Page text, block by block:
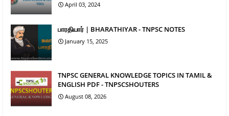
April 03, 2024
பாரதியார் | BHARATHIYAR - TNPSC NOTES
January 15, 2025
TNPSC GENERAL KNOWLEDGE TOPICS IN TAMIL &
ENGLISH PDF - TNPSCSHOUTERS
August 08, 2026